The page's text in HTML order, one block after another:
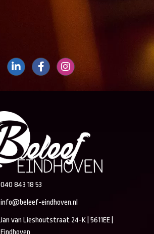
040 843 18 53
info@beleef-eindhoven.nl
Jan van Lieshoutstraat 24-K | 5611EE |
Eindhoven